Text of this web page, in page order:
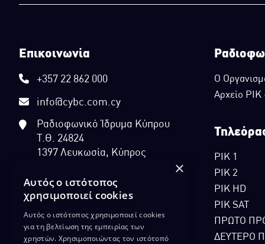
Επικοινωνία
+357 22 862 000
info@cybc.com.cy
Ραδιοφωνικό Ίδρυμα Κύπρου
Τ.Θ. 24824
1397 Λευκωσία, Κύπρος
Ο
Αρχείο
ΡΙΚ 1
ΡΙΚ 2
ΡΙΚ HD
ΡΙΚ SAT
ΠΡΩΤΟ
ΔΕΥΤΕΡΟ
×
Αυτός ο ιστότοπος
χρησιμοποιεί cookies
Αυτός ο ιστότοπος χρησιμοποιεί cookies
για τη βελτίωση της εμπειρίας των
χρηστών. Χρησιμοποιώντας τον ιστότοπό